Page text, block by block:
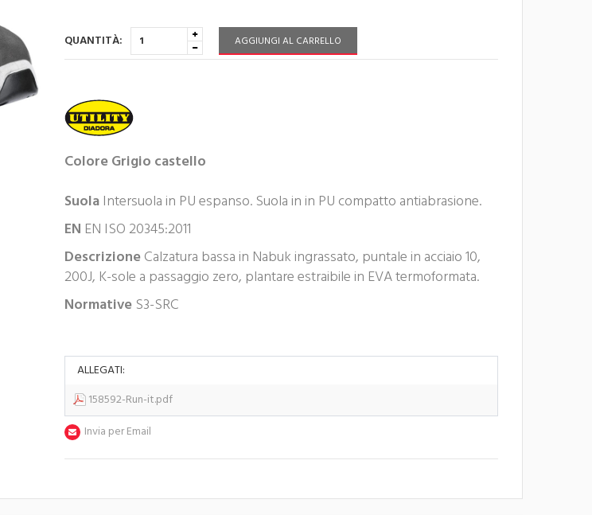
QUANTITÀ: AGGIUNGI AL CARRELLO
ColoreGrigio castello
Suola Intersuola in PU espanso. Suola in in PU compatto antiabrasione.
EN EN ISO 20345:2011
DescrizioneCalzatura bassa in Nabuk ingrassato, puntale in acciaio 10,
200J, K-sole a passaggio zero, plantare estraibile in EVA termoformata.
Normative S3-SRC
ALLEGATI:
158592-Run-it.pdf
Invia per Email